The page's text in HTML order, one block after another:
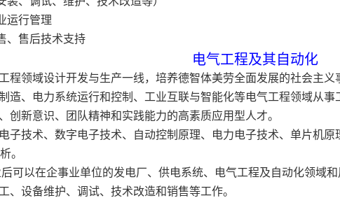
运行管理
、售后技术支持
电气工程及其自动化
程领域设计开发与生产一线，培养德智体美劳全面发展的社会主
造、电力系统运行和控制、工业互联与智能化等电气工程领域从
创新意识、团队精神和实践能力的高素质应用型人才。
子技术、数字电子技术、自动控制原理、电力电子技术、单片机
。
可以在企事业单位的发电厂、供电系统、电气工程及自动化领域
、设备维护、调试、技术改造和销售等工作。